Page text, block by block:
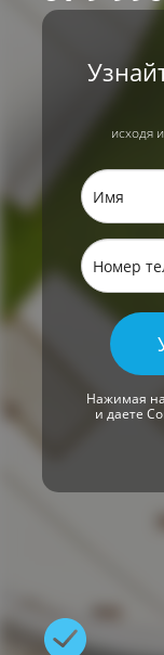
исходя
Нажимая
и даете